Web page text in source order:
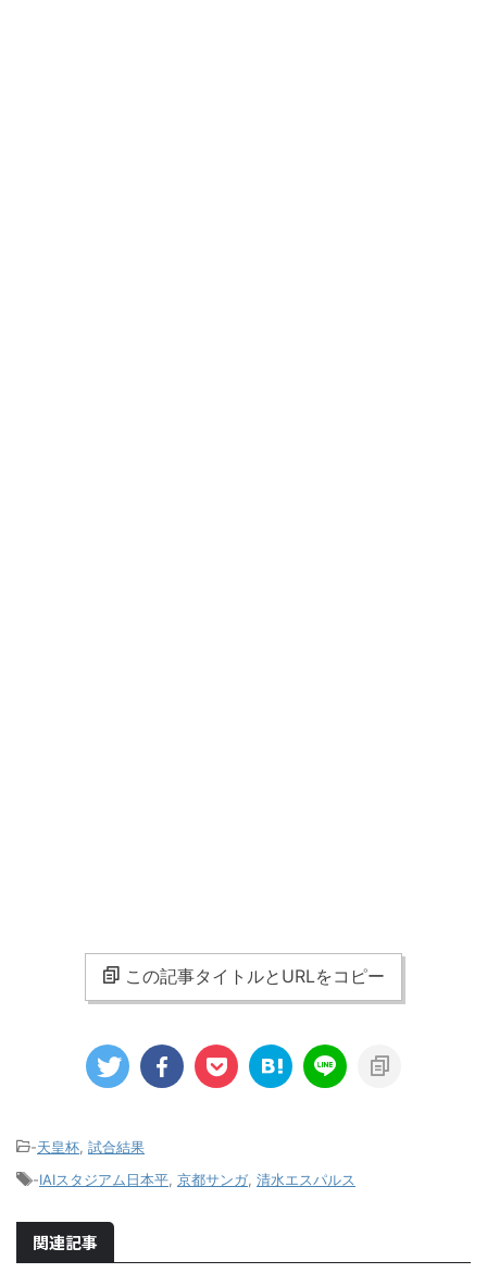
この記事タイトルとURLをコピー
-天皇杯 試合結果
-IAIスタジアム日本平 京都サンガ 清水エスパルス
関連記事